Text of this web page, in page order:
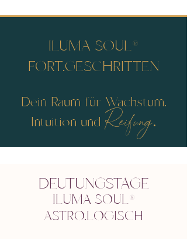
DEUTUNGSTAGE
ILUMA SOUL®
ASTRO.LOGISCH
ILUMA SOUL ®
FORT.GESCHRITTEN
Dein Raum für Wachstum.
Intuition und Reifung.